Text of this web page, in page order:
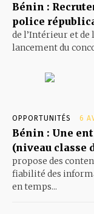
Bénin :
police
de l’Intérieur et de
lancement du
OPPORTUNITÉS 6
Bénin : Une
(niveau classe
propose des
fiabilité des
en temps...